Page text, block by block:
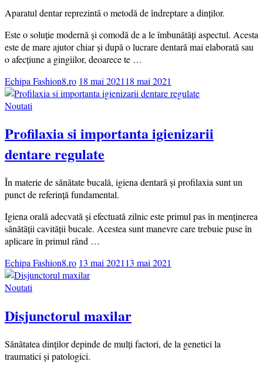
Aparatul dentar reprezintă o metodă de îndreptare a dinților.
Este o soluție modernă și comodă de a le îmbunătăți aspectul. Acesta
este de mare ajutor chiar și după o lucrare dentară mai elaborată sau
o afecțiune a gingiilor, deoarece te …
Echipa Fashion8.ro 18 mai 2021 18 mai 2021
Noutati
Profilaxia si importanta igienizarii
dentare regulate
În materie de sănătate bucală, igiena dentară și profilaxia sunt un
punct de referință fundamental.
Igiena orală adecvată și efectuată zilnic este primul pas în menținerea
sănătății cavității bucale. Acestea sunt manevre care trebuie puse în
aplicare în primul rând …
Echipa Fashion8.ro 13 mai 202113 mai 2021
Noutati
Disjunctorul maxilar
Sănătatea dinților depinde de mulți factori, de la genetici la
traumatici și patologici.